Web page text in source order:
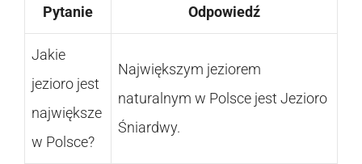
Pytanie Odpowiedź
Jakie
jezioro jest
największe
w Polsce?
Największym jeziorem
naturalnym w Polsce jest Jezioro
Śniardwy.